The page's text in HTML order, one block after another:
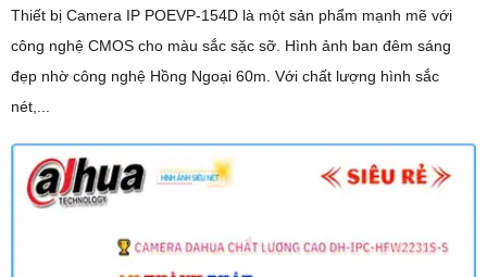
Thiết bị Camera IP POEVP-154D là một sản phẩm mạnh mẽ với
công nghệ CMOS cho màu sắc sặc sỡ. Hình ảnh ban đêm sáng
đẹp nhờ công nghệ Hồng Ngoại 60m. Với chất lượng hình sắc
nét,...